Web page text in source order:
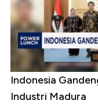
Indonesia
Industri Madura